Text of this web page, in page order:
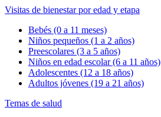
Visitas de bienestar por edad y etapa
Bebés (0 a 11 meses)
Niños pequeños (1 a 2 años)
Preescolares (3 a 5 años)
Niños en edad escolar (6 a 11 años)
Adolescentes (12 a 18 años)
Adultos jóvenes (19 a 21 años)
Temas de salud